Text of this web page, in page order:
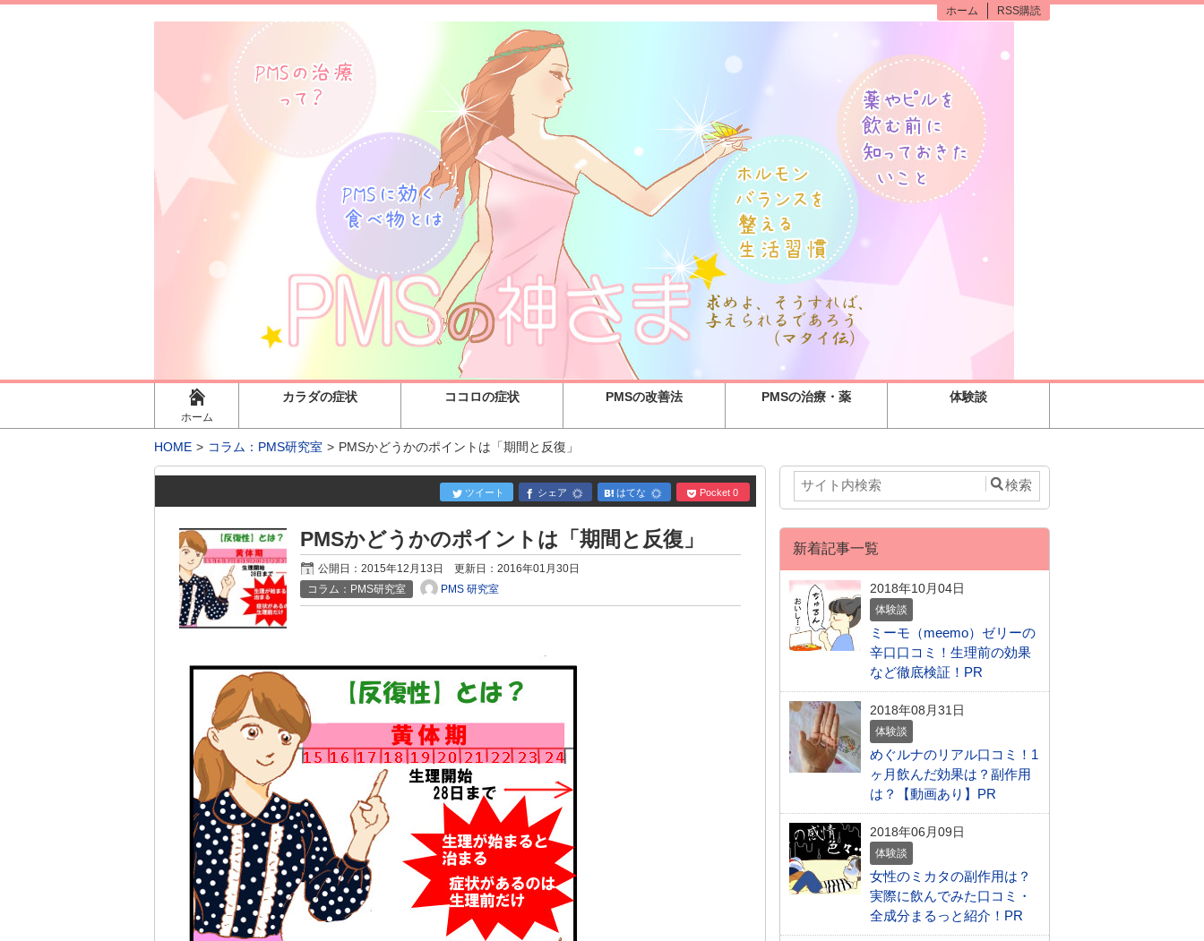
RSS購読
ホーム
ホーム
カラダの症状 ココロの症状 PMSの改善法 PMSの治療・薬 体験談
HOME コラム：PMS研究室 PMSかどうかのポイントは「期間と反復」
ツイート シェア はてな Pocket 0
PMSかどうかのポイントは「期間と反復」
公開日：2015年12月13日 更新日：2016年01月30日
コラム：PMS研究室
PMS 研究室
新着記事一覧
2018年10月04日
体験談
ミーモ（meemo）ゼリーの
辛口口コミ！生理前の効果
など徹底検証！PR
2018年08月31日
体験談
めぐルナのリアル口コミ！1
ヶ月飲んだ効果は？副作用
は？【動画あり】PR
2018年06月09日
体験談
女性のミカタの副作用は？
実際に飲んでみた口コミ・
全成分まるっと紹介！PR